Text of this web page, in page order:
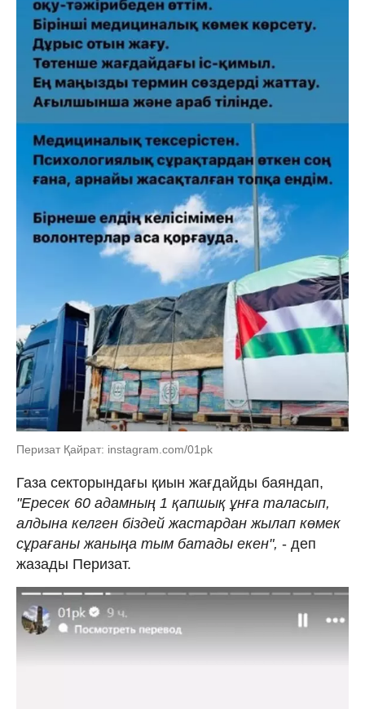
Перизат Қайрат: instagram.com/01pk
Газа секторындағы қиын жағдайды баяндап,
"Ересек 60 адамның 1 қапшық ұнға таласып,
алдына келген біздей жастардан жылап көмек
сұрағаны жаныңа тым батады екен", - деп
жазады Перизат.